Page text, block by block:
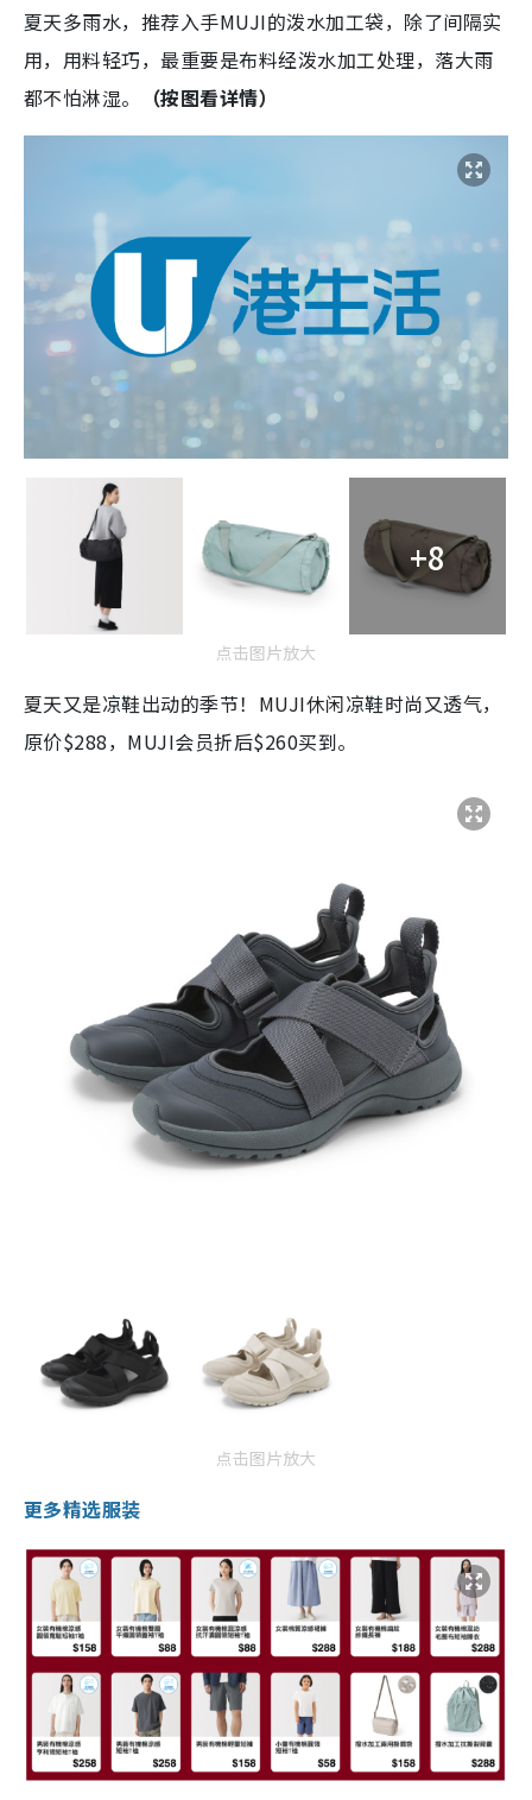
夏天多雨水，推荐入手MUJI的泼水加工袋，除了间隔实
用，用料轻巧，最重要是布料经泼水加工处理，落大雨
都不怕淋湿。
（按图看详情）
+8
点击图片放大
夏天又是凉鞋出动的季节！MUJI休闲凉鞋时尚又透气，
原价$288，MUJI会员折后$260买到。
点击图片放大
更多精选服装